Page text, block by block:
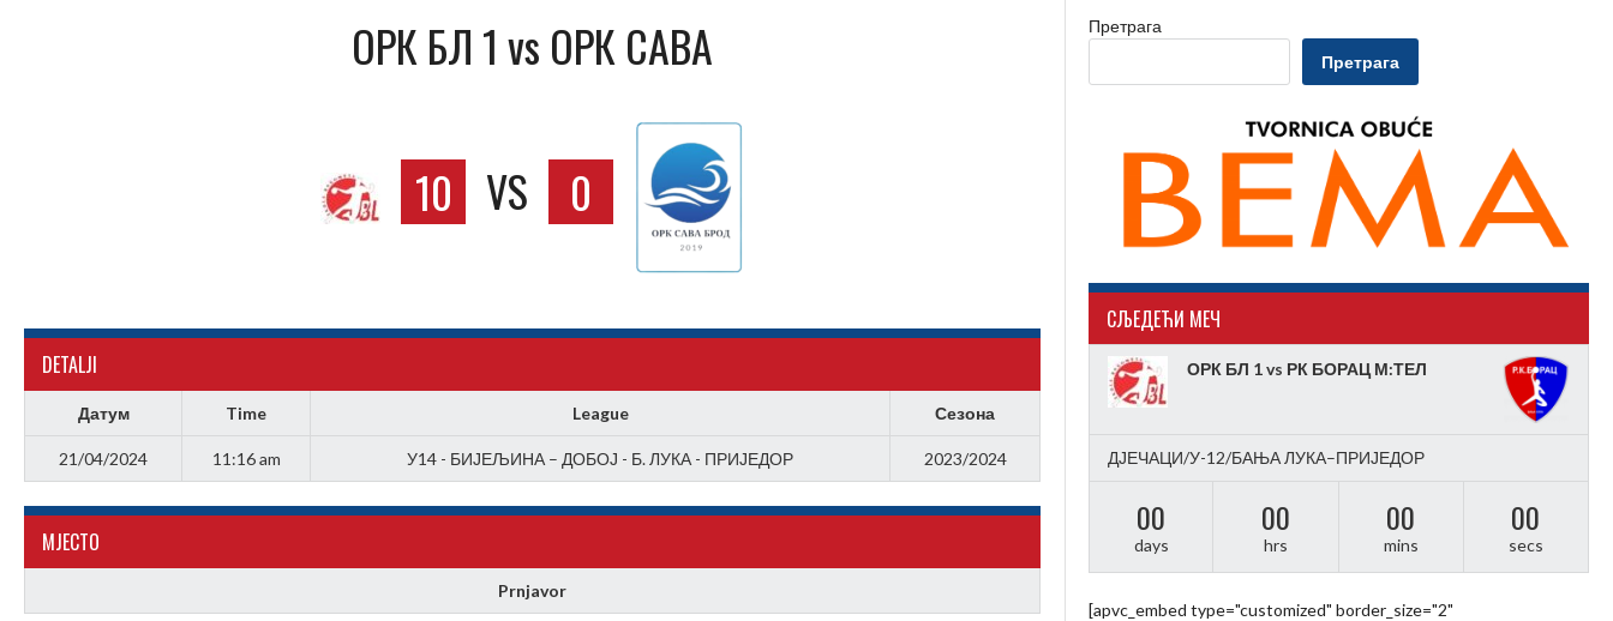
ОРК БЛ 1 vs ОРК САВА
10 VS 0
DETALJI
Датум Time League Сезона
21/04/2024 11:16 am У14 - БИЈЕЉИНА – ДОБОЈ - Б. ЛУКА - ПРИЈЕДОР 2023/2024
МJЕСТО
Prnjavor
Претрага
Претрага
CЉЕДЕЋИ МЕЧ
ОРК БЛ 1 vs РК БОРАЦ М:ТЕЛ
ДЈЕЧАЦИ/У-12/БАЊА ЛУКА–ПРИЈЕДОР
00
days
00
hrs
00
mins
00
secs
[apvc_embed type="customized" border_size="2"